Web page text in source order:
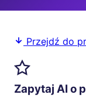
Przejdź do
Zapytaj AI o